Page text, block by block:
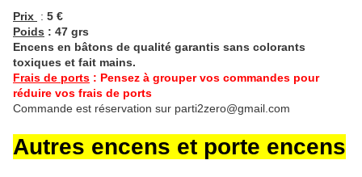
Prix : 5 €
Poids : 47 grs
Encens en bâtons de qualité garantis sans colorants
toxiques et fait mains.
Frais de ports : Pensez à grouper vos commandes pour
réduire vos frais de ports
Commande est réservation sur parti2zero@gmail.com
Autres encens et porte encens